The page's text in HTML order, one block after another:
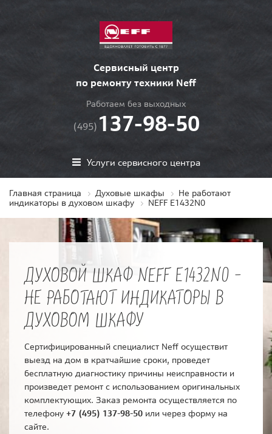
Сервисный центр
по ремонту техники Neff
Работаем без выходных
(495) 137-98-50
Услуги сервисного центра
Главная страница Духовые шкафы
Не работают
индикаторы в духовом шкафу
NEFF E1432N0
ДУХОВОЙ ШКАФ NEFF E1432N0 -
НЕ РАБОТАЮТ ИНДИКАТОРЫ В
ДУХОВОМ ШКАФУ
Сертифицированный специалист Neff осуществит
выезд на дом в кратчайшие сроки, проведет
бесплатную диагностику причины неисправности и
произведет ремонт с использованием оригинальных
комплектующих. Заказ ремонта осуществляется по
телефону +7 (495) 137-98-50 или через форму на
сайте.